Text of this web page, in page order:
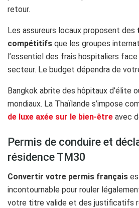
retour.
Les assureurs locaux proposent des
compétitifs que les groupes
l’essentiel des frais hospitaliers
secteur. Le budget dépendra de
Bangkok abrite des hôpitaux d’élite
mondiaux. La Thaïlande s’impose
de luxe axée sur le bien-être avec
Permis de conduire et
résidence TM30
Convertir votre permis français
incontournable pour rouler
votre titre valide et des justificatifs